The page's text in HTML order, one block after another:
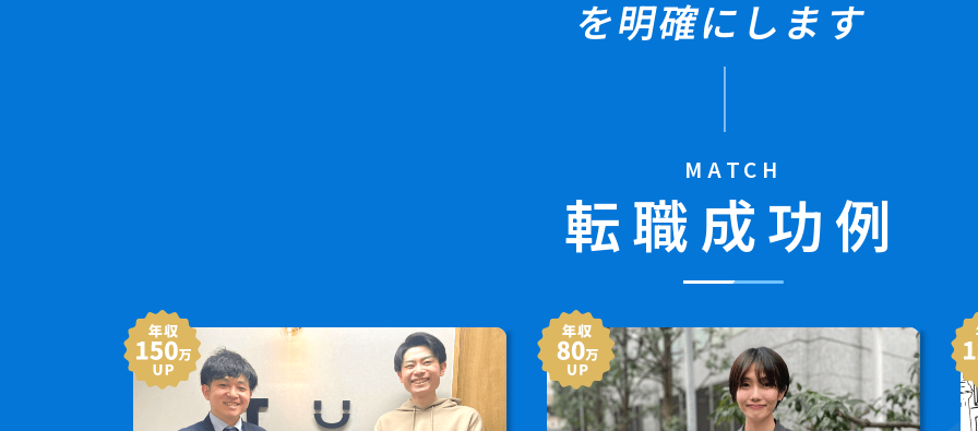
を明確にします
MATCH
転職成功例